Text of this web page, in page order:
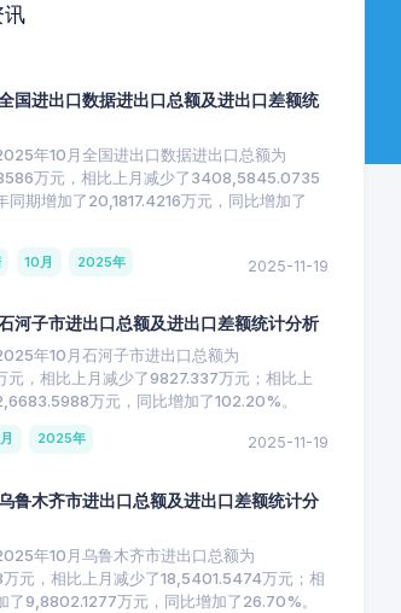
讯
国进出口数据进出口总额及进出口差额统
年10月全国进出口数据进出口总额为
万元，相比上月减少了3408,5845.0735
同期增加了20,1817.4216万元，同比增加了
10月 2025年 2025-11-19
河子市进出口总额及进出口差额统计分析
年10月石河子市进出口总额为
元，相比上月减少了9827.337万元；相比上
万元，同比增加了102.20%。
2025年 2025-11-19
鲁木齐市进出口总额及进出口差额统计分
年10月乌鲁木齐市进出口总额为
元，相比上月减少了18,5401.5474万元；相
了9,8802.1277万元，同比增加了26.70%。